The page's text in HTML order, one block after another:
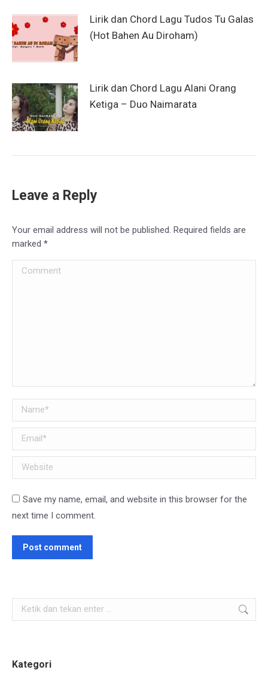
Lirik dan Chord Lagu Tudos Tu Galas
(Hot Bahen Au Diroham)
Lirik dan Chord Lagu Alani Orang
Ketiga – Duo Naimarata
Leave a Reply
Your email address will not be published. Required fields are
marked *
Comment
Name *
Email *
Website
Save my name, email, and website in this browser for the
next time I comment.
Post comment
Search:
Kategori